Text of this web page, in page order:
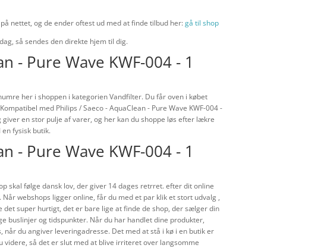
nettet, og de ender oftest ud med at finde tilbud her:gå til shop
så sendes den direkte hjem til dig.
- Pure Wave KWF-004 - 1
her i shoppen i kategorien Vandfilter. Du får oven i købet
med Philips / Saeco - AquaClean - Pure Wave KWF-004 -
en stor pulje af varer, og her kan du shoppe løs efter lækre
fysisk butik.
- Pure Wave KWF-004 - 1
skal følge dansk lov, der giver 14 dages retrret. efter dit online
webshops ligger online, får du med et par klik et stort udvalg ,
super hurtigt, det er bare lige at finde de shop, der sælger din
buslinjer og tidspunkter. Når du har handlet dine produkter,
du angiver leveringadresse. Det med at stå i kø i en butik er
så det er slut med at blive irriteret over langsomme